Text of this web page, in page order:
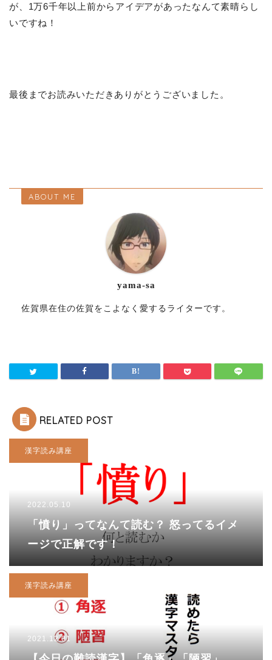
が、1万6千年以上前からアイデアがあったなんて素晴らし
いですね！
最後までお読みいただきありがとうございました。
ABOUT ME
yama-sa
佐賀県在住の佐賀をこよなく愛するライターです。
RELATED POST
漢字読み講座
2022.05.10
「憤り」ってなんて読む？ 怒ってるイメ
ージで正解です！
漢字読み講座
2021.12.01